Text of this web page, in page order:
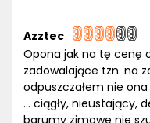
Azztec
Opona jak na tę cenę
zadowalające tzn. na
odpuszczałem nie
... ciągły, nieustający,
barumy zimowe nie